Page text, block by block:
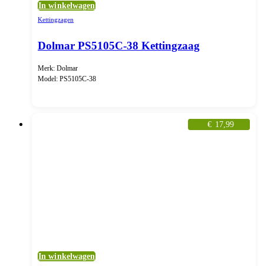
In winkelwagen
Kettingzagen
Dolmar PS5105C-38 Kettingzaag
Merk: Dolmar
Model: PS5105C-38
€ 17,99
In winkelwagen